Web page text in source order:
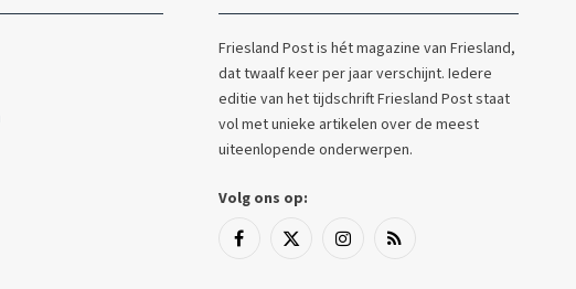
Friesland Post is hét magazine van Friesland,
dat twaalf keer per jaar verschijnt. Iedere
editie van het tijdschrift Friesland Post staat
vol met unieke artikelen over de meest
uiteenlopende onderwerpen.
Volg ons op:
Facebook
X
InstagramRSS